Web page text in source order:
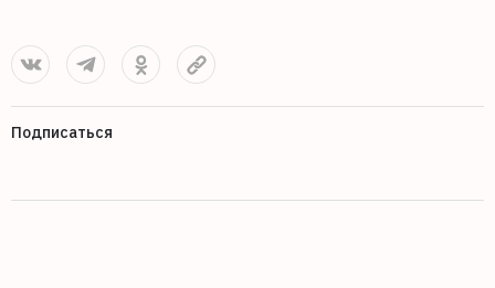
Подписаться